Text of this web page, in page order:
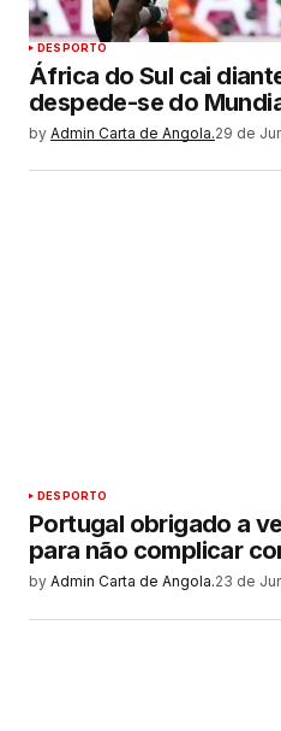
DESPORTO
África do Sul cai
despede-se do
by Admin Carta de Angola.29 de
DESPORTO
Portugal obrigado a
para não complicar
by Admin Carta de Angola.23 de